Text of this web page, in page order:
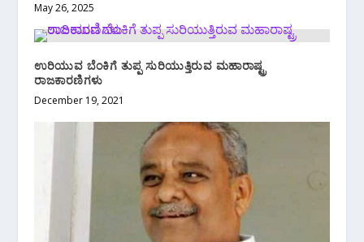
May 26, 2025
ಉರಿಯುವ ಬೆಂಕಿಗೆ ತುಪ್ಪ ಸುರಿಯುತ್ತಿರುವ ಮಹಾರಾಷ್ಟ್ರ
ರಾಜಕಾರಣಿಗಳು
December 19, 2021